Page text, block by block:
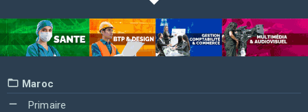
Maroc
Primaire